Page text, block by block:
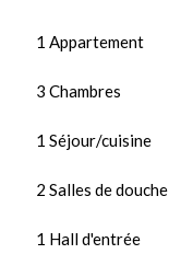
1 Appartement
3 Chambres
1 Séjour/cuisine
2 Salles de douche
1 Hall d'entrée